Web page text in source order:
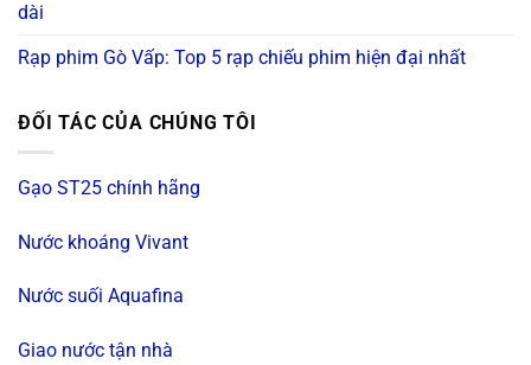
dài
Rạp phim Gò Vấp: Top 5 rạp chiếu phim hiện đại nhất
ĐỐI TÁC CỦA CHÚNG TÔI
Gạo ST25 chính hãng
Nước khoáng Vivant
Nước suối Aquafina
Giao nước tận nhà